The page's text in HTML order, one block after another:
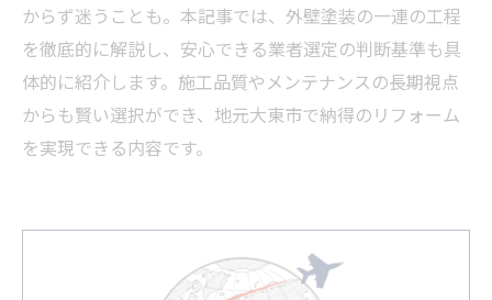
からず迷うことも。本記事では、外壁塗装の一連の工程
を徹底的に解説し、安心できる業者選定の判断基準も具
体的に紹介します。施工品質やメンテナンスの長期視点
からも賢い選択ができ、地元大東市で納得のリフォーム
を実現できる内容です。